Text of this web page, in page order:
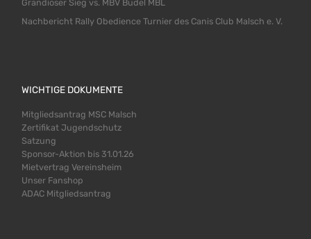
Grandioser Sieg vs. MBV Budel MBL
Nachbericht Rally Obedience Turnier des Canis Club Malsch e. V.
WICHTIGE DOKUMENTE
Mitgliedsantrag MSC Malsch
Zertifikat Jugendschutz
Satzung
Sponsor-Aktion bis 31.01.26
Mietvertrag Vereinsheim
Unser Fanshop
ADAC Mitgliedsantrag